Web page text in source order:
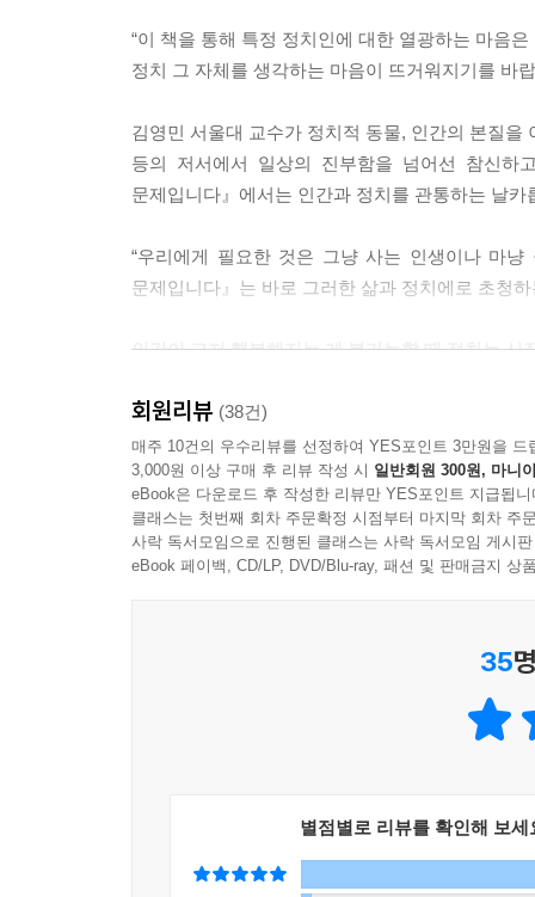
자신과는 다른 방식으로 같은 대상을 바라보는
통해서라기보다는 아마 이러한 윤리의 빛을 통해
--- p.222
로 재구성해볼 수 있어야 한다. 물어야 한다. 이
개선을 도모할 수 있다.
거대한 음모가가 존재하고 그 음모가만 없애면 되
사람은 무관하다고 이야기하는 사람, 막연하게 이
한다. 모든 대안은 그 나름의 부작용이 있다는 걸
고 있는 사람, 일시에 모든 문제를 해결할 수는 없
해주려는 사람 말을 경청해야 한다.
“이 책을 통해 특정 정치인에 대한 열광하는 마음은
정치 그 자체를 생각하는 마음이 뜨거워지기를 바
김영민 서울대 교수가 정치적 동물, 인간의 본질
등의 저서에서 일상의 진부함을 넘어선 참신
문제입니다』에서는 인간과 정치를 관통하는 날
“우리에게 필요한 것은 그냥 사는 인생이나 마
문제입니다』는 바로 그러한 삶과 정치에로 초청
인간이 그저 행복해지는 게 불가능할 때 정치는 시
싫어하건 좋아하건, 타인과 더불어 살아가야 하
있기 때문이다. 정치는 바로 그 운명을 사랑하는
있는 문제는 흔치 않기 때문에 ‘정치’가 존재한다
“삶이 쉽지 않은 이유는 타인과 더불어 살아야
이 사회에서 책임 있는 인간으로 산다는 것은 가능
근본적으로 바꿔낼 수 있는 정치의 가능성에 대해
힘으로 할 수 있는 것은 없고, 다른 사람과 함께
회원리뷰 (38건)
매주 10건의 우수리뷰를 선정하여 YES포인트 3만원을 드
3,000원 이상 구매 후 리뷰 작성 시 일반회원 300원, 마니
eBook은 다운로드 후 작성한 리뷰만 YES포인트 지급됩니
클래스는 첫번째 회차 주문확정 시점부터 마지막 회차 주
사락 독서모임으로 진행된 클래스는 사락 독서모임 게시
eBook 페이백, CD/LP, DVD/Blu-ray, 패션 및 판매금지 상
35
별점별로 리뷰를 확인해 보세